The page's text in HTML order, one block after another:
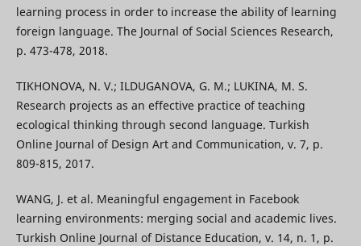
learning process in order to increase the ability of learning
foreign language. The Journal of Social Sciences Research,
p. 473-478, 2018.
TIKHONOVA, N. V.; ILDUGANOVA, G. M.; LUKINA, M. S.
Research projects as an effective practice of teaching
ecological thinking through second language. Turkish
Online Journal of Design Art and Communication, v. 7, p.
809-815, 2017.
WANG, J. et al. Meaningful engagement in Facebook
learning environments: merging social and academic lives.
Turkish Online Journal of Distance Education, v. 14, n. 1, p.